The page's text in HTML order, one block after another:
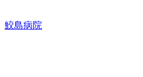
鮫島病院